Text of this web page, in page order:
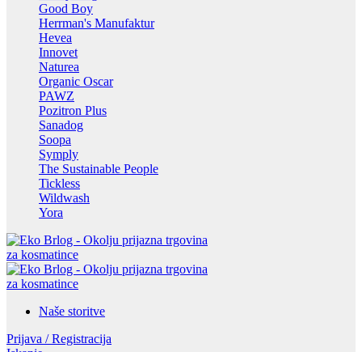
Good Boy
Herrman's Manufaktur
Hevea
Innovet
Naturea
Organic Oscar
PAWZ
Pozitron Plus
Sanadog
Soopa
Symply
The Sustainable People
Tickless
Wildwash
Yora
Naše storitve
Prijava / Registracija